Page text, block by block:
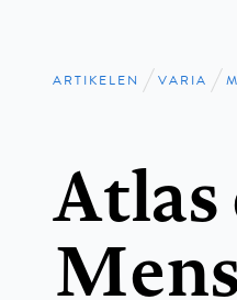
Kruimelpad
ARTIKELEN VARIA
Atlas